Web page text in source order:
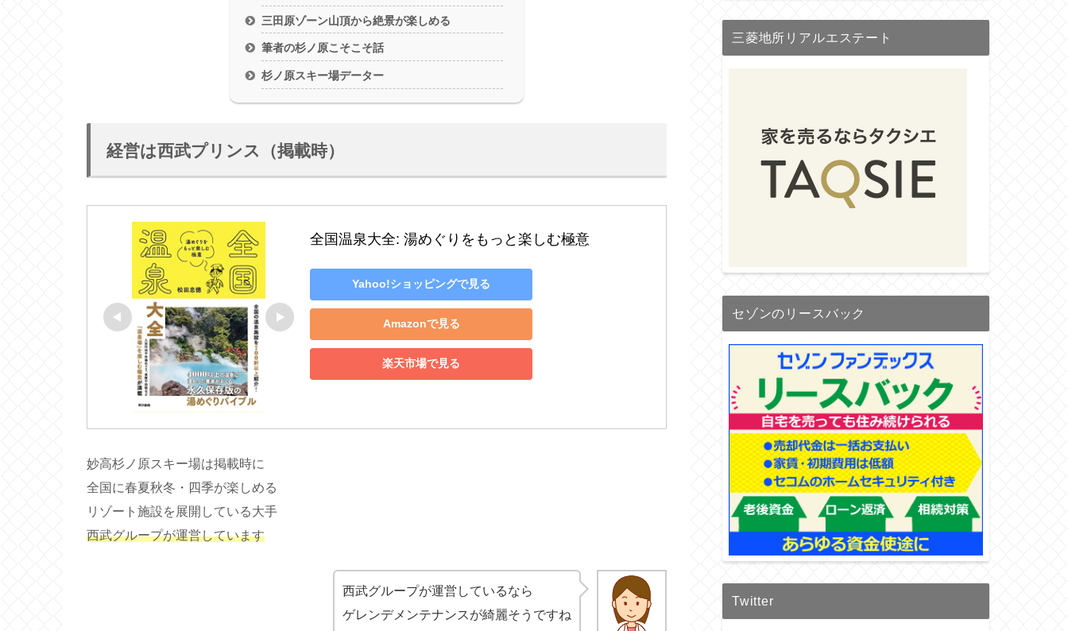
三田原ゾーン山頂から絶景が楽しめる
筆者の杉ノ原こそこそ話
杉ノ原スキー場データー
経営は西武プリンス（掲載時）
全国温泉大全: 湯めぐりをもっと楽しむ極意
Yahoo!ショッピングで見る
Amazonで見る
楽天市場で見る
妙高杉ノ原スキー場は掲載時に
全国に春夏秋冬・四季が楽しめる
リゾート施設を展開している大手
西武グループが運営しています
西武グループが運営しているなら
ゲレンデメンテナンスが綺麗そうですね
三菱地所リアルエステート
セゾンのリースバック
Twitter